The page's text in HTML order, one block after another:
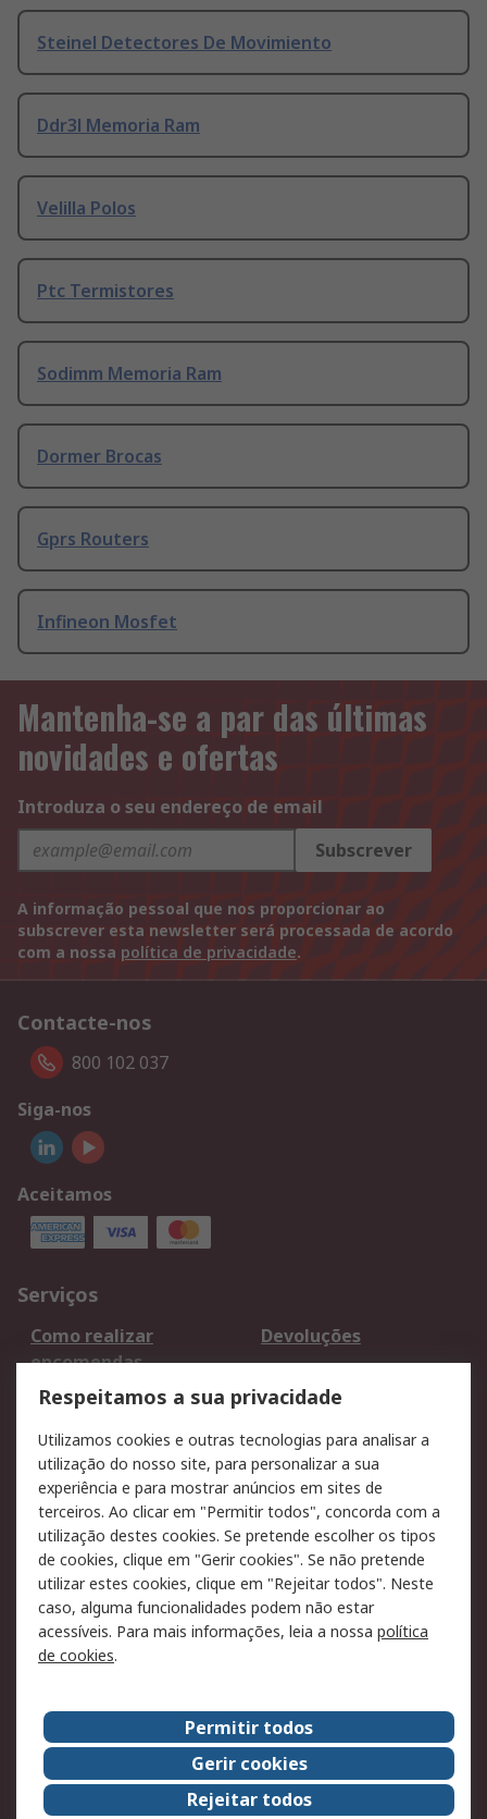
Steinel Detectores De Movimiento
Ddr3l Memoria Ram
Velilla Polos
Ptc Termistores
Sodimm Memoria Ram
Dormer Brocas
Gprs Routers
Infineon Mosfet
Mantenha-se a par das últimas
novidades e ofertas
Introduza o seu endereço de email
Subscrever
A informação pessoal que nos proporcionar ao
subscrever esta newsletter será processada de acordo
com a nossa política de privacidade.
Contacte-nos
800 102 037
Siga-nos
Aceitamos
Serviços
Como realizar
encomendas
Devoluções
Formas de entrega
Qualidade e ambiente
Pagamento e
faturação
Legal
Aviso legal
Política de cookies
Política de privacidade
- Atualizada
Segurança de emails
Condições de venda
Sobre a RS
A RS no mundo
RS Group
Sobre a RS
Trabalhar na RS
Respeitamos a sua privacidade
Utilizamos cookies e outras tecnologias para analisar a
utilização do nosso site, para personalizar a sua
experiência e para mostrar anúncios em sites de
terceiros. Ao clicar em "Permitir todos", concorda com a
utilização destes cookies. Se pretende escolher os tipos
de cookies, clique em "Gerir cookies". Se não pretende
utilizar estes cookies, clique em "Rejeitar todos". Neste
caso, alguma funcionalidades podem não estar
acessíveis. Para mais informações, leia a nossa política
de cookies.
Permitir todos
Gerir cookies
Rejeitar todos